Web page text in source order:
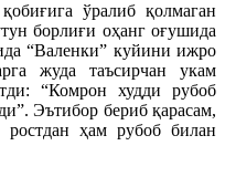
ўралиб қолмаган
борлиғи оҳанг оғушида
“Валенки” куйини ижро
жуда таъсирчан укам
“Комрон худди рубоб
Эътибор бериб қарасам,
ҳам рубоб билан